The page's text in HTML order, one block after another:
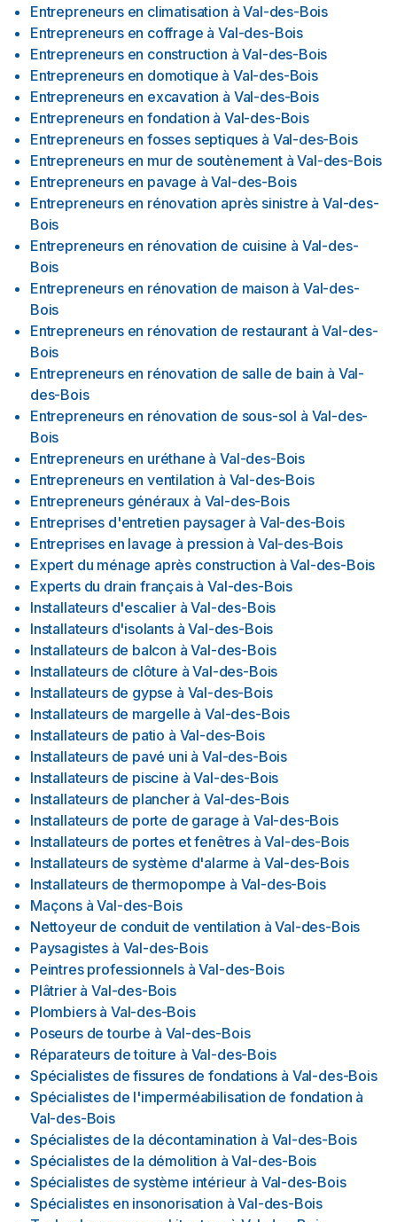
Entrepreneurs en climatisation à Val-des-Bois
Entrepreneurs en coffrage à Val-des-Bois
Entrepreneurs en construction à Val-des-Bois
Entrepreneurs en domotique à Val-des-Bois
Entrepreneurs en excavation à Val-des-Bois
Entrepreneurs en fondation à Val-des-Bois
Entrepreneurs en fosses septiques à Val-des-Bois
Entrepreneurs en mur de soutènement à Val-des-Bois
Entrepreneurs en pavage à Val-des-Bois
Entrepreneurs en rénovation après sinistre à Val-des-
Bois
Entrepreneurs en rénovation de cuisine à Val-des-
Bois
Entrepreneurs en rénovation de maison à Val-des-
Bois
Entrepreneurs en rénovation de restaurant à Val-des-
Bois
Entrepreneurs en rénovation de salle de bain à Val-
des-Bois
Entrepreneurs en rénovation de sous-sol à Val-des-
Bois
Entrepreneurs en uréthane à Val-des-Bois
Entrepreneurs en ventilation à Val-des-Bois
Entrepreneurs généraux à Val-des-Bois
Entreprises d'entretien paysager à Val-des-Bois
Entreprises en lavage à pression à Val-des-Bois
Expert du ménage après construction à Val-des-Bois
Experts du drain français à Val-des-Bois
Installateurs d'escalier à Val-des-Bois
Installateurs d'isolants à Val-des-Bois
Installateurs de balcon à Val-des-Bois
Installateurs de clôture à Val-des-Bois
Installateurs de gypse à Val-des-Bois
Installateurs de margelle à Val-des-Bois
Installateurs de patio à Val-des-Bois
Installateurs de pavé uni à Val-des-Bois
Installateurs de piscine à Val-des-Bois
Installateurs de plancher à Val-des-Bois
Installateurs de porte de garage à Val-des-Bois
Installateurs de portes et fenêtres à Val-des-Bois
Installateurs de système d'alarme à Val-des-Bois
Installateurs de thermopompe à Val-des-Bois
Maçons à Val-des-Bois
Nettoyeur de conduit de ventilation à Val-des-Bois
Paysagistes à Val-des-Bois
Peintres professionnels à Val-des-Bois
Plâtrier à Val-des-Bois
Plombiers à Val-des-Bois
Poseurs de tourbe à Val-des-Bois
Réparateurs de toiture à Val-des-Bois
Spécialistes de fissures de fondations à Val-des-Bois
Spécialistes de l'imperméabilisation de fondation à
Val-des-Bois
Spécialistes de la décontamination à Val-des-Bois
Spécialistes de la démolition à Val-des-Bois
Spécialistes de système intérieur à Val-des-Bois
Spécialistes en insonorisation à Val-des-Bois